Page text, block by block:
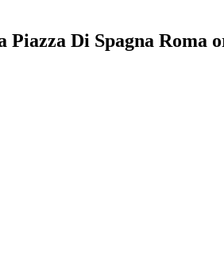
Piazza Di Spagna